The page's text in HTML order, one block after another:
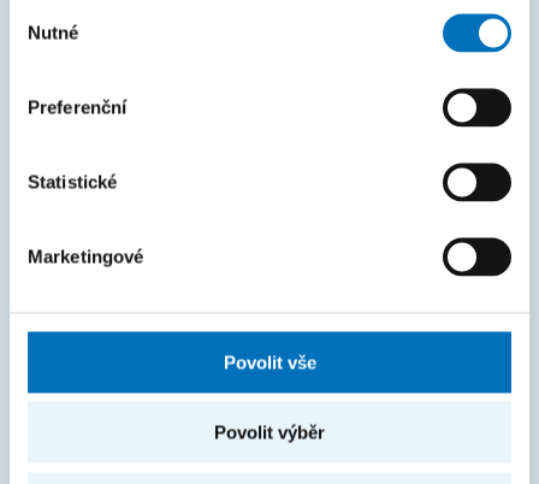
souhlasu
Nutné
Preferenční
Statistické
Marketingové
Povolit vše
Povolit výběr
Harmonogram akademického roku
Rozcestník systémů
Courses